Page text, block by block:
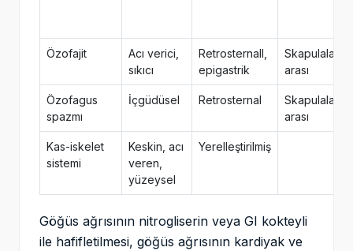
Özofajit
Acı verici,
sıkıcı
Retrosternall,
epigastrik
Skapulalar
arası
Özofagus
spazmı
İçgüdüsel Retrosternal
Skapulalar
arası
Kas-iskelet
sistemi
Keskin, acı
veren,
yüzeysel
Yerelleştirilmiş
Göğüs ağrısının nitrogliserin veya GI kokteyli
ile hafifletilmesi, göğüs ağrısının kardiyak ve